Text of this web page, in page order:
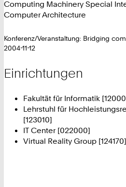
Computing Machinery Special
Computer Architecture
Konferenz/Veranstaltung: Bridging
2004-11-12
Einrichtungen
Fakultät für Informatik
Lehrstuhl für
[123010]
IT Center [022000]
Virtual Reality Group [124170]